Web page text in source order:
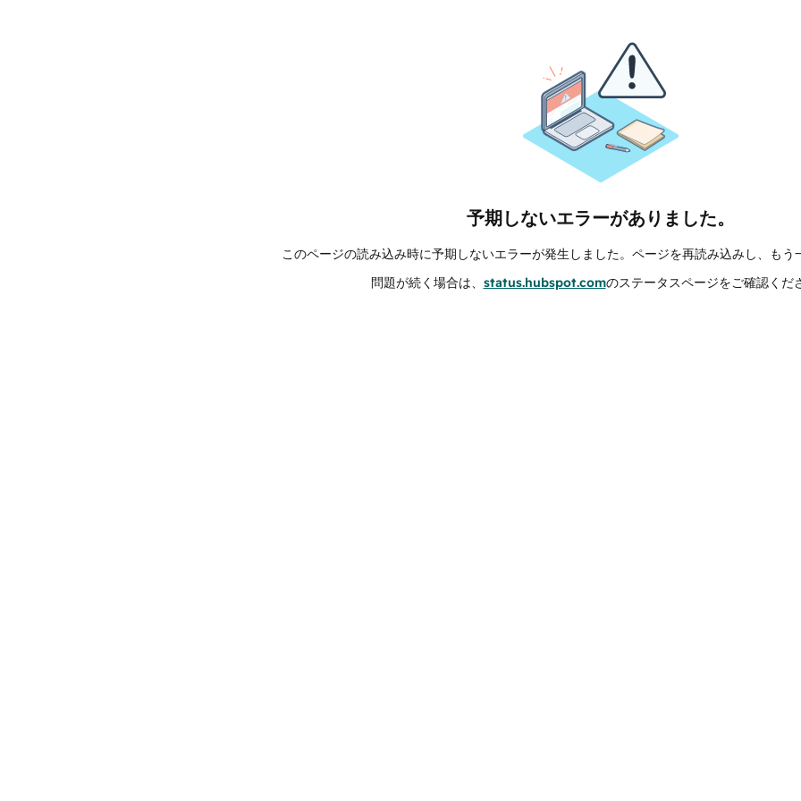
予期しないエラーがありました。
このページの読み込み時に予期しないエラーが発生しました。ページを再読み込みし、もう
問題が続く場合は、 status.hubspot.comのステータスページをご確認くだ